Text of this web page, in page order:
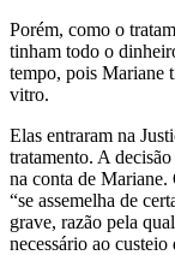
Porém, como o
tinham todo o
tempo, pois Mariane
vitro.
Elas entraram na
tratamento. A
na conta de
“se assemelha de
grave, razão pela
necessário ao